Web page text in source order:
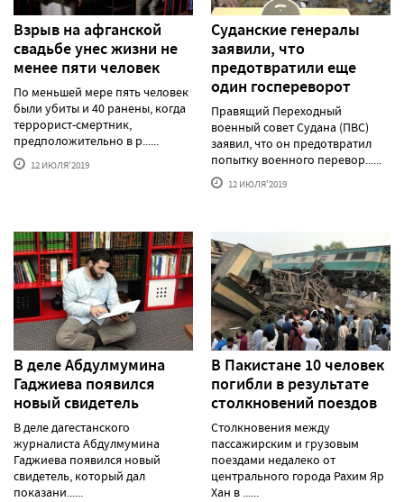
Взрыв на афганской
свадьбе унес жизни не
менее пяти человек
По меньшей мере пять человек
были убиты и 40 ранены, когда
террорист-смертник,
предположительно в р......
12 ИЮЛЯ'2019
Суданские генералы
заявили, что
предотвратили еще
один госпереворот
Правящий Переходный
военный совет Судана (ПВС)
заявил, что он предотвратил
попытку военного перевор......
12 ИЮЛЯ'2019
В деле Абдулмумина
Гаджиева появился
новый свидетель
В деле дагестанского
журналиста Абдулмумина
Гаджиева появился новый
свидетель, который дал
показани......
В Пакистане 10 человек
погибли в результате
столкновений поездов
Столкновения между
пассажирским и грузовым
поездами недалеко от
центрального города Рахим Яр
Хан в ......